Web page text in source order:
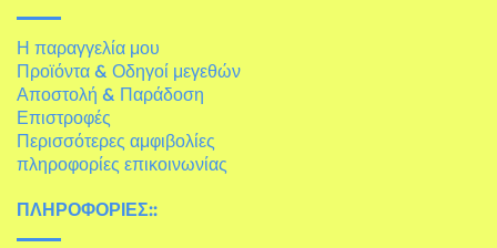
Η παραγγελία μου
Προϊόντα & Οδηγοί μεγεθών
Αποστολή & Παράδοση
Επιστροφές
Περισσότερες αμφιβολίες
πληροφορίες επικοινωνίας
ΠΛΗΡΟΦΟΡΊΕΣ::